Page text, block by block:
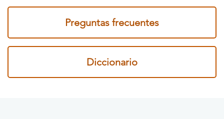
Preguntas frecuentes
Diccionario